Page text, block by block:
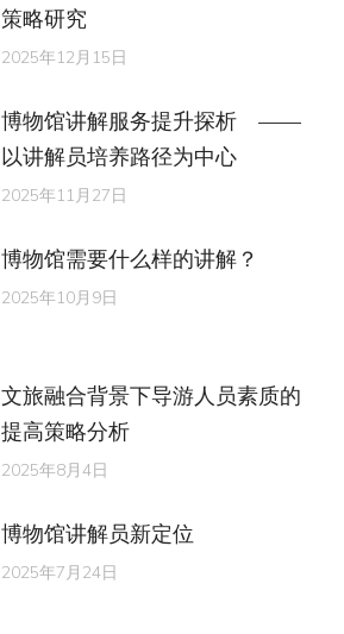
策略研究
2025年12月15日
博物馆讲解服务提升探析 ——
以讲解员培养路径为中心
2025年11月27日
博物馆需要什么样的讲解？
2025年10月9日
文旅融合背景下导游人员素质的
提高策略分析
2025年8月4日
博物馆讲解员新定位
2025年7月24日